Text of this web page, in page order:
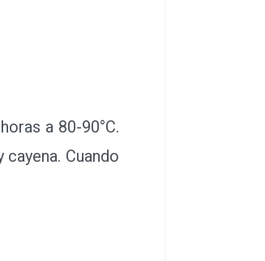
a 80-90°C.
Cuando